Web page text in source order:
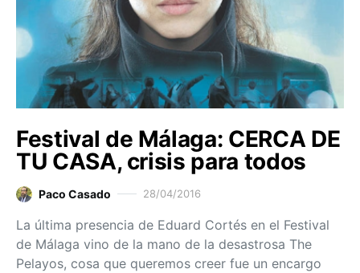
Festival de Málaga: CERCA DE
TU CASA, crisis para todos
Paco Casado 28/04/2016
La última presencia de Eduard Cortés en el Festival
de Málaga vino de la mano de la desastrosa The
Pelayos, cosa que queremos creer fue un encargo